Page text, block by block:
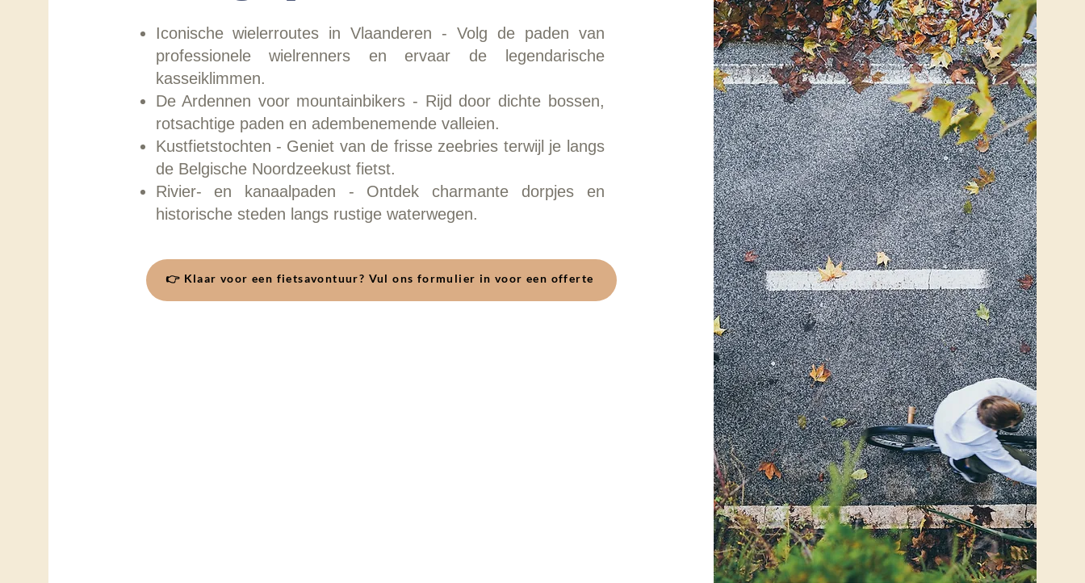
Iconische wielerroutes in Vlaanderen - Volg de paden van
professionele wielrenners en ervaar de legendarische
kasseiklimmen.
De Ardennen voor mountainbikers - Rijd door dichte bossen,
rotsachtige paden en adembenemende valleien.
Kustfietstochten - Geniet van de frisse zeebries terwijl je langs
de Belgische Noordzeekust fietst.
Rivier- en kanaalpaden - Ontdek charmante dorpjes en
historische steden langs rustige waterwegen.
👉 Klaar voor een fietsavontuur? Vul ons formulier in voor een offerte